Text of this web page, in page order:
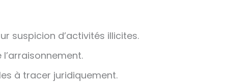
suspicion d’activités illicites.
à tracer juridiquement.